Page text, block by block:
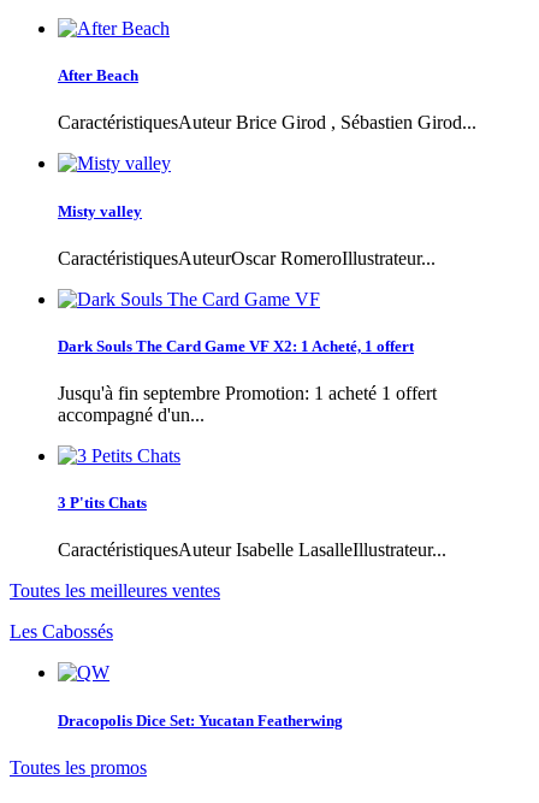
After Beach
CaractéristiquesAuteur Brice Girod , Sébastien Girod...
Misty valley
CaractéristiquesAuteurOscar RomeroIllustrateur...
Dark Souls The Card Game VF X2: 1 Acheté, 1 offert
Jusqu'à fin septembre Promotion: 1 acheté 1 offert
accompagné d'un...
3 P'tits Chats
CaractéristiquesAuteur Isabelle LasalleIllustrateur...
Toutes les meilleures ventes
Les Cabossés
Dracopolis Dice Set: Yucatan Featherwing
Toutes les promos